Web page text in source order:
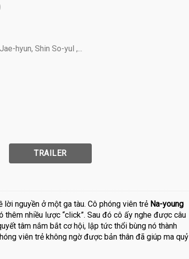
hyun, Shin So-yul ,...
TRAILER
lời nguyền ở một ga tàu. Cô phóng viên trẻ Na-young
nhiều lược “click”. Sau đó cô ấy nghe được câu
tâm nắm bắt cơ hội, lập tức thổi bùng nó thành
viên trẻ không ngờ được bản thân đã giúp ma quỷ